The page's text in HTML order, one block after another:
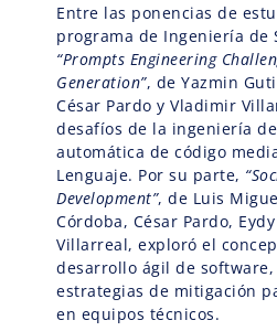
Entre las ponencias de
programa de Ingeniería de
“Prompts Engineering
Generation”, de Yazmin
César Pardo y Vladimir
desafíos de la ingeniería
automática de código
Lenguaje. Por su parte,
Development”, de Luis
Córdoba, César Pardo,
Villarreal, exploró el
desarrollo ágil de
estrategias de mitigación
en equipos técnicos.